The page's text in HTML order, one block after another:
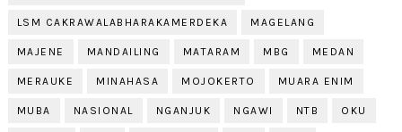
LSM CAKRAWALABHARAKAMERDEKA MAGELANG
MAJENE MANDAILING MATARAM MBG MEDAN
MERAUKE MINAHASA MOJOKERTO MUARA ENIM
MUBA NASIONAL NGANJUK NGAWI NTB OKU